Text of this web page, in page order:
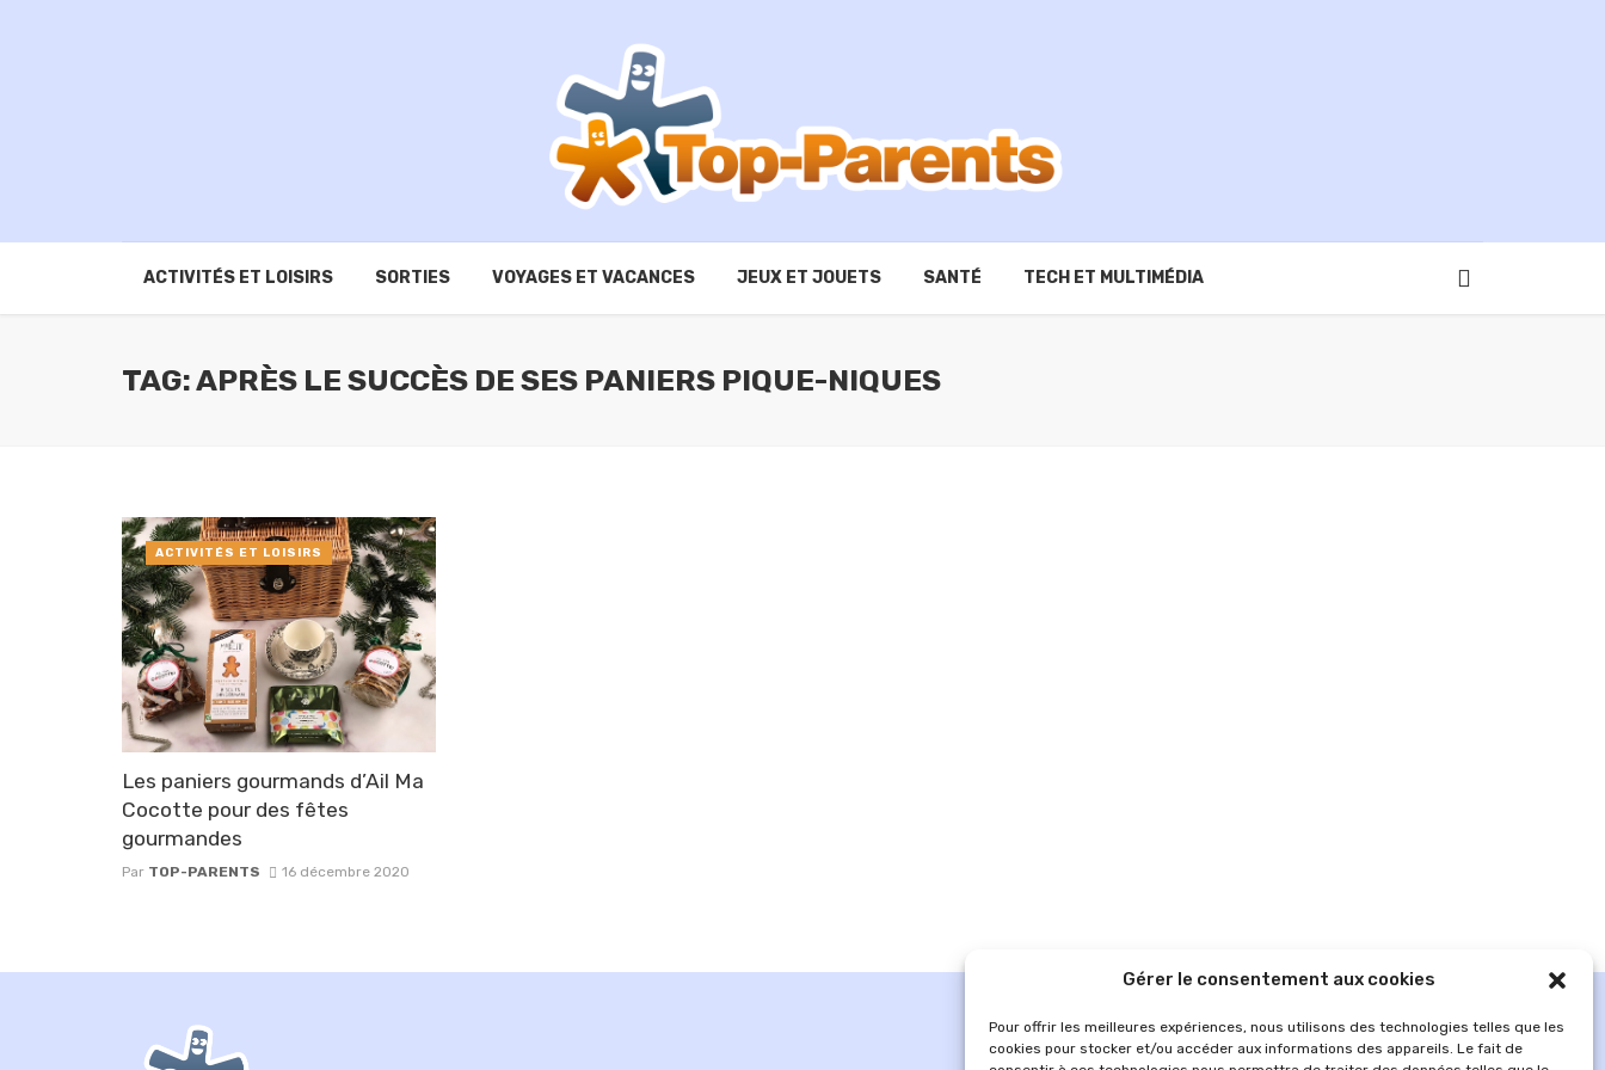
Gérer le consentement aux cookies
Pour offrir les meilleures expériences, nous utilisons des technologies telles que les
cookies pour stocker et/ou accéder aux informations des appareils. Le fait de
ACTIVITÉS ET LOISIRS SORTIES VOYAGES ET VACANCES JEUX ET JOUETS SANTÉ TECH ET MULTIMÉDIA
TAG: APRÈS LE SUCCÈS DE SES PANIERS PIQUE-NIQUES
Les paniers gourmands d’Ail Ma
Cocotte pour des fêtes
gourmandes
Par TOP-PARENTS 16 décembre 2020
ACTIVITÉS ET LOISIRS